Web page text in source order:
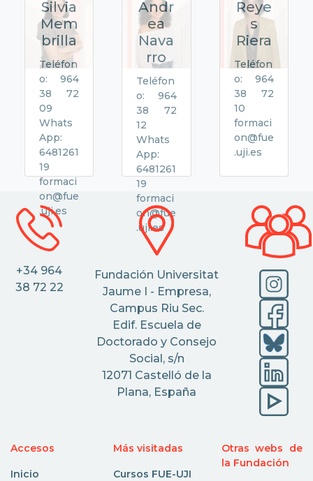
Silvia
Mem
brilla
Teléfon
o: 964
38 72
09
Whats
App:
6481261
19
formaci
on@fue
.uji.es
Andr
ea
Nava
rro
Teléfon
o: 964
38 72
12
Whats
App:
6481261
19
formaci
on@fue
.uji.es
Reye
s
Riera
Teléfon
o: 964
38 72
10
formaci
on@fue
.uji.es
+34 964
38 72 22
Fundación Universitat
Jaume I - Empresa,
Campus Riu Sec.
Edif. Escuela de
Doctorado y Consejo
Social, s/n
12071 Castelló de la
Plana, España
Accesos
Inicio
Más visitadas
Cursos FUE-UJI
Otras webs de
la Fundación